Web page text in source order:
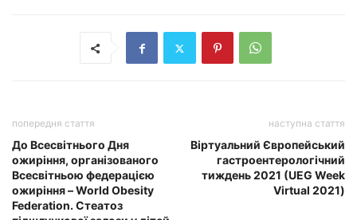
попередня стаття
До Всесвітнього Дня
ожиріння, організованого
Всесвітньою федерацією
ожиріння – World Obesity
Federation. Стеатоз
наступна стаття
Віртуальний Європейський
гастроентерологічний
тиждень 2021 (UEG Week
Virtual 2021)